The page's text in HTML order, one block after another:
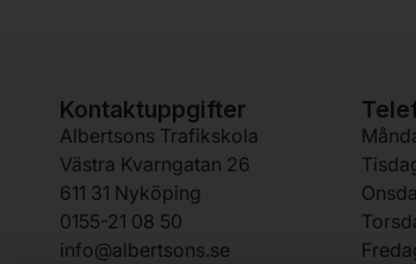
Kontaktuppgifter
Albertsons Trafikskola
Västra Kvarngatan 26
611 31 Nyköping
0155-21 08 50
info@albertsons.se